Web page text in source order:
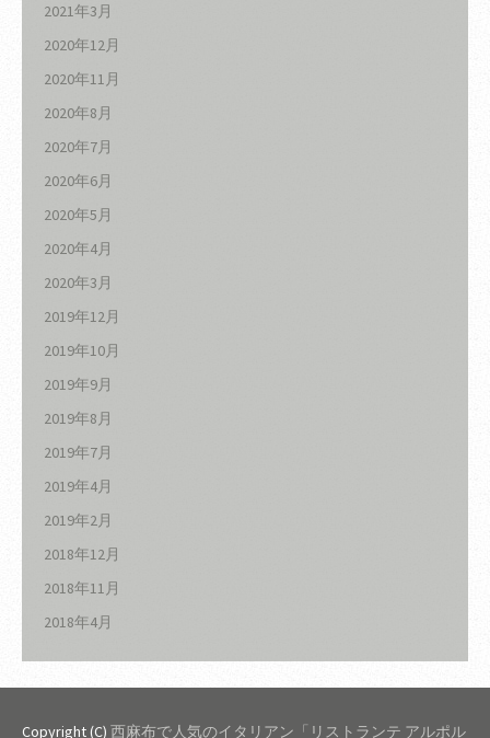
2021年3月
2020年12月
2020年11月
2020年8月
2020年7月
2020年6月
2020年5月
2020年4月
2020年3月
2019年12月
2019年10月
2019年9月
2019年8月
2019年7月
2019年4月
2019年2月
2018年12月
2018年11月
2018年4月
Copyright (C) 西麻布で人気のイタリアン「リストランテ アルポル